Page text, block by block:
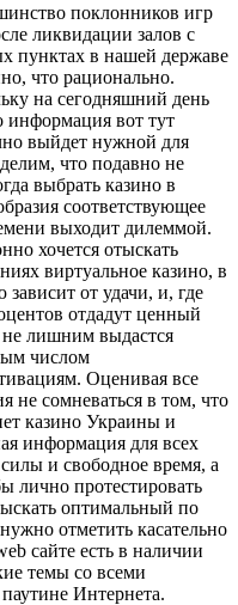
поклонников игр
ликвидации залов с
пунктах в нашей державе
что рационально.
на сегодняшний день
информация вот тут
выйдет нужной для
что подавно не
выбрать казино в
соответствующее
выходит дилеммой.
хочется отыскать
виртуальное казино, в
от удачи, и, где
отдадут ценный
лишним выдастся
числом
Оценивая все
не сомневаться в том, что
казино Украины и
информация для всех
силы и свободное время, а
лично протестировать
оптимальный по
отметить касательно
сайте есть в наличии
темы со всеми
Интернета.